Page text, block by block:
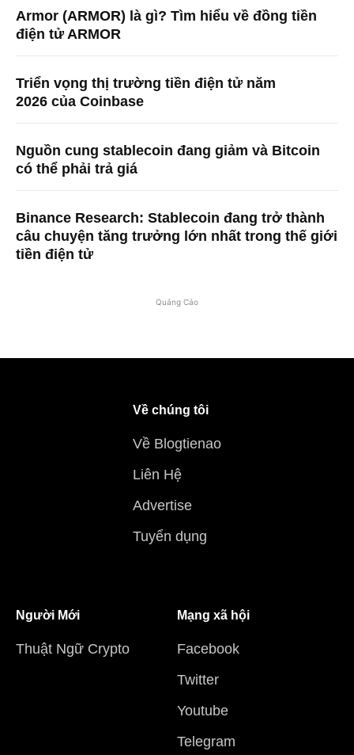
Armor (ARMOR) là gì? Tìm hiểu về đồng tiền
điện tử ARMOR
Triển vọng thị trường tiền điện tử năm
2026 của Coinbase
Nguồn cung stablecoin đang giảm và Bitcoin
có thể phải trả giá
Binance Research: Stablecoin đang trở thành
câu chuyện tăng trưởng lớn nhất trong thế giới
tiền điện tử
Quảng Cáo
Về chúng tôi
Về Blogtienao
Liên Hệ
Advertise
Tuyển dụng
Người Mới
Thuật Ngữ Crypto
Mạng xã hội
Facebook
Twitter
Youtube
Telegram